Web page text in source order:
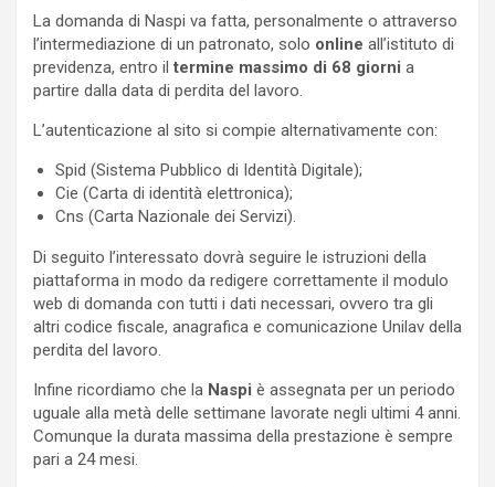
La domanda di Naspi va fatta, personalmente o attraverso
l’intermediazione di un patronato, solo online all’istituto di
previdenza, entro il termine massimo di 68 giorni a
partire dalla data di perdita del lavoro.
L’autenticazione al sito si compie alternativamente con:
Spid (Sistema Pubblico di Identità Digitale);
Cie (Carta di identità elettronica);
Cns (Carta Nazionale dei Servizi).
Di seguito l’interessato dovrà seguire le istruzioni della
piattaforma in modo da redigere correttamente il modulo
web di domanda con tutti i dati necessari, ovvero tra gli
altri codice fiscale, anagrafica e comunicazione Unilav della
perdita del lavoro.
Infine ricordiamo che la Naspi è assegnata per un periodo
uguale alla metà delle settimane lavorate negli ultimi 4 anni.
Comunque la durata massima della prestazione è sempre
pari a 24 mesi.